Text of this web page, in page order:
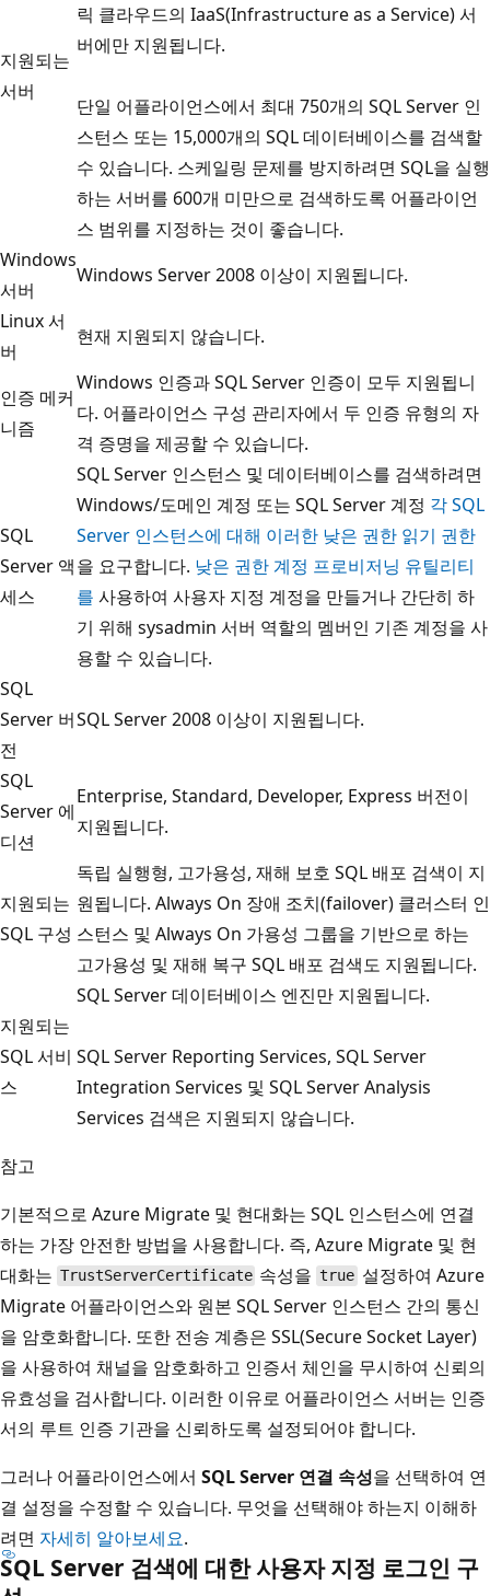
지원되는
서버
릭 클라우드의 IaaS(Infrastructure as a Service) 서
버에만 지원됩니다.
단일 어플라이언스에서 최대 750개의 SQL Server 인
스턴스 또는 15,000개의 SQL 데이터베이스를 검색할
수 있습니다. 스케일링 문제를 방지하려면 SQL을 실행
하는 서버를 600개 미만으로 검색하도록 어플라이언
스 범위를 지정하는 것이 좋습니다.
Windows
서버
Windows Server 2008 이상이 지원됩니다.
Linux 서
버
현재 지원되지 않습니다.
인증 메커
니즘
Windows 인증과 SQL Server 인증이 모두 지원됩니
다. 어플라이언스 구성 관리자에서 두 인증 유형의 자
격 증명을 제공할 수 있습니다.
SQL
Server 액
세스
SQL Server 인스턴스 및 데이터베이스를 검색하려면
Windows/도메인 계정 또는 SQL Server 계정 각 SQL
Server 인스턴스에 대해 이러한 낮은 권한 읽기 권한
을 요구합니다. 낮은 권한 계정 프로비저닝 유틸리티
를 사용하여 사용자 지정 계정을 만들거나 간단히 하
기 위해 sysadmin 서버 역할의 멤버인 기존 계정을 사
용할 수 있습니다.
SQL
Server 버
전
SQL Server 2008 이상이 지원됩니다.
SQL
Server 에
디션
Enterprise, Standard, Developer, Express 버전이
지원됩니다.
지원되는
SQL 구성
독립 실행형, 고가용성, 재해 보호 SQL 배포 검색이 지
원됩니다. Always On 장애 조치(failover) 클러스터 인
스턴스 및 Always On 가용성 그룹을 기반으로 하는
고가용성 및 재해 복구 SQL 배포 검색도 지원됩니다.
지원되는
SQL 서비
스
SQL Server 데이터베이스 엔진만 지원됩니다.
SQL Server Reporting Services, SQL Server
Integration Services 및 SQL Server Analysis
Services 검색은 지원되지 않습니다.
참고
기본적으로 Azure Migrate 및 현대화는 SQL 인스턴스에 연결
하는 가장 안전한 방법을 사용합니다. 즉, Azure Migrate 및 현
대화는 TrustServerCertificate 속성을true설정하여 Azure
Migrate 어플라이언스와 원본 SQL Server 인스턴스 간의 통신
을 암호화합니다. 또한 전송 계층은 SSL(Secure Socket Layer)
을 사용하여 채널을 암호화하고 인증서 체인을 무시하여 신뢰의
유효성을 검사합니다. 이러한 이유로 어플라이언스 서버는 인증
서의 루트 인증 기관을 신뢰하도록 설정되어야 합니다.
그러나 어플라이언스에서 SQL Server 연결 속성을 선택하여 연
결 설정을 수정할 수 있습니다. 무엇을 선택해야 하는지 이해하
려면 자세히 알아보세요.
SQL Server 검색에 대한 사용자 지정 로그인 구